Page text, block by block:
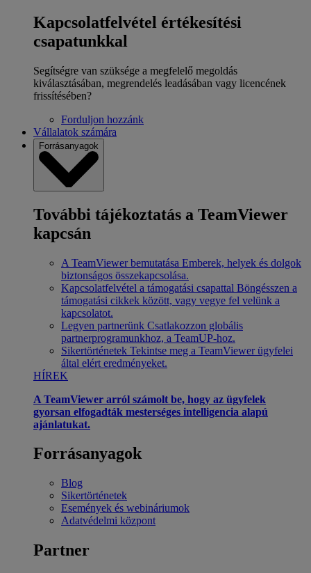
Kapcsolatfelvétel értékesítési
csapatunkkal
Segítségre van szüksége a megfelelő megoldás
kiválasztásában, megrendelés leadásában vagy licencének
frissítésében?
Forduljon hozzánk
Vállalatok számára
Forrásanyagok
További tájékoztatás a TeamViewer
kapcsán
A TeamViewer bemutatása Emberek, helyek és dolgok
biztonságos összekapcsolása.
Kapcsolatfelvétel a támogatási csapattal Böngésszen a
támogatási cikkek között, vagy vegye fel velünk a
kapcsolatot.
Legyen partnerünk Csatlakozzon globális
partnerprogramunkhoz, a TeamUP-hoz.
Sikertörténetek Tekintse meg a TeamViewer ügyfelei
által elért eredményeket.
HÍREK
A TeamViewer arról számolt be, hogy az ügyfelek
gyorsan elfogadták mesterséges intelligencia alapú
ajánlatukat.
Forrásanyagok
Blog
Sikertörténetek
Események és webináriumok
Adatvédelmi központ
Partner